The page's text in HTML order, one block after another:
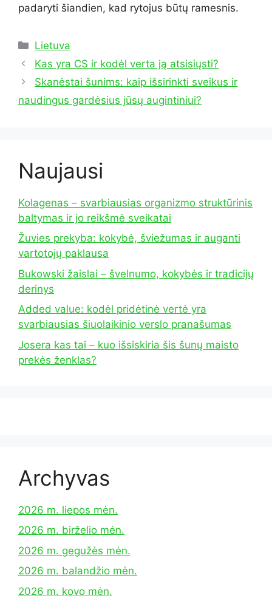
padaryti šiandien, kad rytojus būtų ramesnis.
Kategorijos
Lietuva
Kas yra CS ir kodėl verta ją atsisiųsti?
Skanėstai šunims: kaip išsirinkti sveikus ir
naudingus gardėsius jūsų augintiniui?
Naujausi
Kolagenas – svarbiausias organizmo struktūrinis
baltymas ir jo reikšmė sveikatai
Žuvies prekyba: kokybė, šviežumas ir auganti
vartotojų paklausa
Bukowski žaislai – švelnumo, kokybės ir tradicijų
derinys
Added value: kodėl pridėtinė vertė yra
svarbiausias šiuolaikinio verslo pranašumas
Josera kas tai – kuo išsiskiria šis šunų maisto
prekės ženklas?
Archyvas
2026 m. liepos mėn.
2026 m. birželio mėn.
2026 m. gegužės mėn.
2026 m. balandžio mėn.
2026 m. kovo mėn.